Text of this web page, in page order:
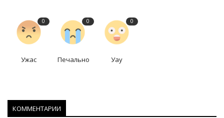
0
Ужас
0
Печально
0
Уау
КОММЕНТАРИИ